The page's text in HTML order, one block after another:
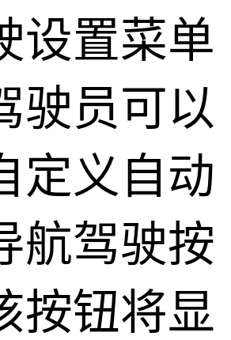
设置菜单
驶员可以
定义自动
航驾驶按
按钮将显